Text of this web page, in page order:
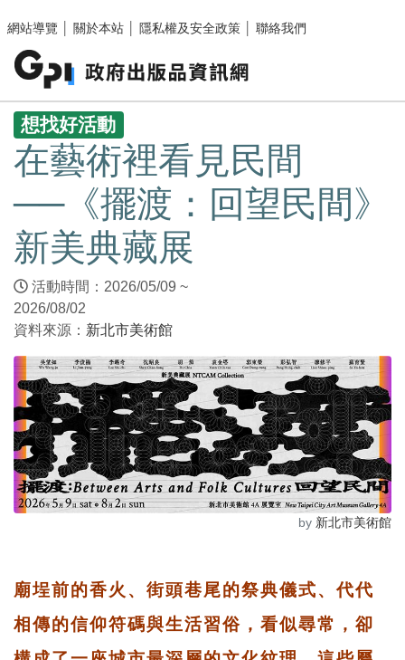
網站導覽
關於本站 隱私權及安全政策 聯絡我們
:::
想找好活動
在藝術裡看見民間
──《擺渡：回望民間》
新美典藏展
活動時間：2026/05/09 ~
2026/08/02
資料來源： 新北市美術館
by 新北市美術館
廟埕前的香火、街頭巷尾的祭典儀式、代代
相傳的信仰符碼與生活習俗，看似尋常，卻